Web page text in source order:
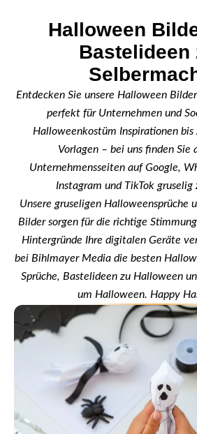
Halloween
Bastelideen
Entdecken Sie unsere Halloween
perfekt für Unternehmen und
Halloweenkostüm Inspirationen bis
Vorlagen – bei uns finden Sie
Unternehmensseiten auf Google,
Instagram und TikTok gruselig
Unsere gruseligen Halloweensprüche
Bilder sorgen für die richtige
Hintergründe Ihre digitalen Geräte
bei Bihlmayer Media die besten
Sprüche, Bastelideen zu Halloween
um Halloween. Happy